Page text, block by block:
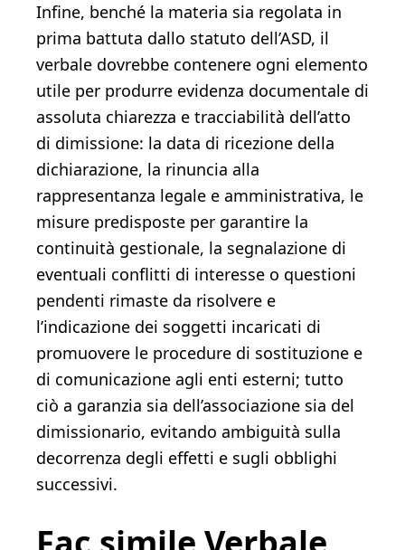
Infine, benché la materia sia regolata in
prima battuta dallo statuto dell’ASD, il
verbale dovrebbe contenere ogni elemento
utile per produrre evidenza documentale di
assoluta chiarezza e tracciabilità dell’atto
di dimissione: la data di ricezione della
dichiarazione, la rinuncia alla
rappresentanza legale e amministrativa, le
misure predisposte per garantire la
continuità gestionale, la segnalazione di
eventuali conflitti di interesse o questioni
pendenti rimaste da risolvere e
l’indicazione dei soggetti incaricati di
promuovere le procedure di sostituzione e
di comunicazione agli enti esterni; tutto
ciò a garanzia sia dell’associazione sia del
dimissionario, evitando ambiguità sulla
decorrenza degli effetti e sugli obblighi
successivi.